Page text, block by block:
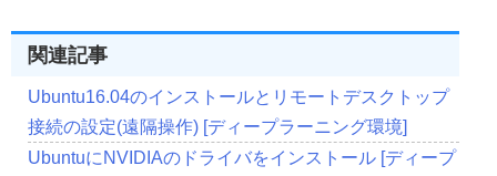
関連記事
Ubuntu16.04のインストールとリモートデスクトップ
接続の設定(遠隔操作) [ディープラーニング環境]
UbuntuにNVIDIAのドライバをインストール [ディープ